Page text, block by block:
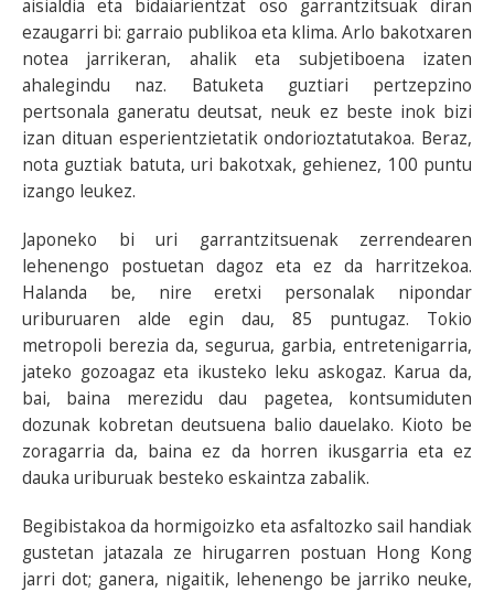
aisialdia eta bidaiarientzat oso garrantzitsuak diran
ezaugarri bi: garraio publikoa eta klima. Arlo bakotxaren
notea jarrikeran, ahalik eta subjetiboena izaten
ahalegindu naz. Batuketa guztiari pertzepzino
pertsonala ganeratu deutsat, neuk ez beste inok bizi
izan dituan esperientzietatik ondorioztatutakoa. Beraz,
nota guztiak batuta, uri bakotxak, gehienez, 100 puntu
izango leukez.
Japoneko bi uri garrantzitsuenak zerrendearen
lehenengo postuetan dagoz eta ez da harritzekoa.
Halanda be, nire eretxi personalak nipondar
uriburuaren alde egin dau, 85 puntugaz. Tokio
metropoli berezia da, segurua, garbia, entretenigarria,
jateko gozoagaz eta ikusteko leku askogaz. Karua da,
bai, baina merezidu dau pagetea, kontsumiduten
dozunak kobretan deutsuena balio dauelako. Kioto be
zoragarria da, baina ez da horren ikusgarria eta ez
dauka uriburuak besteko eskaintza zabalik.
Begibistakoa da hormigoizko eta asfaltozko sail handiak
gustetan jatazala ze hirugarren postuan Hong Kong
jarri dot; ganera, nigaitik, lehenengo be jarriko neuke,